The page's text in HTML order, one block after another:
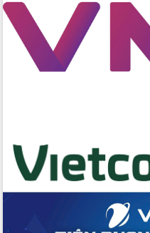
Đắk Lắk ký kết thỏa thuận hợp tác về
chuyển đổi số giai đoạn 2026 – 2030
với Tập đoàn Bưu chính Viễn thông
Việt Nam
Thứ trưởng Bộ Y tế làm việc với tỉnh
liệu và Bản đồ số
Tập huấn ứng dụng trí tuệ nhân tạo (AI)
trong thương mại điện tử năm 2026
Đoàn đại biểu Quốc hội tỉnh Đắk Lắk
trao đổi thông tin trước Kỳ họp thứ